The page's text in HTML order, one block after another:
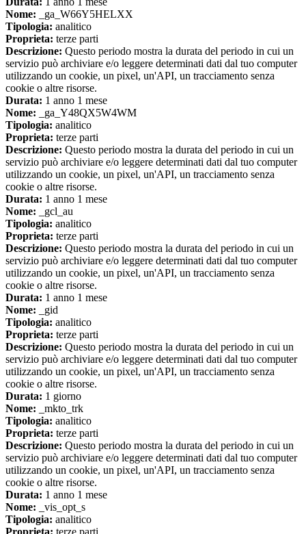
Nome: _ga_W66Y5HELXX
Tipologia: analitico
Proprieta: terze parti
Descrizione: Questo periodo mostra la durata del periodo in cui un
servizio può archiviare e/o leggere determinati dati dal tuo computer
utilizzando un cookie, un pixel, un'API, un tracciamento senza
cookie o altre risorse.
Durata: 1 anno 1 mese
Nome: _ga_Y48QX5W4WM
Tipologia: analitico
Proprieta: terze parti
Descrizione: Questo periodo mostra la durata del periodo in cui un
servizio può archiviare e/o leggere determinati dati dal tuo computer
utilizzando un cookie, un pixel, un'API, un tracciamento senza
cookie o altre risorse.
Durata: 1 anno 1 mese
Nome: _gcl_au
Tipologia: analitico
Proprieta: terze parti
Descrizione: Questo periodo mostra la durata del periodo in cui un
servizio può archiviare e/o leggere determinati dati dal tuo computer
utilizzando un cookie, un pixel, un'API, un tracciamento senza
cookie o altre risorse.
Durata: 1 anno 1 mese
Nome: _gid
Tipologia: analitico
Proprieta: terze parti
Descrizione: Questo periodo mostra la durata del periodo in cui un
servizio può archiviare e/o leggere determinati dati dal tuo computer
utilizzando un cookie, un pixel, un'API, un tracciamento senza
cookie o altre risorse.
Durata: 1 giorno
Nome: _mkto_trk
Tipologia: analitico
Proprieta: terze parti
Descrizione: Questo periodo mostra la durata del periodo in cui un
servizio può archiviare e/o leggere determinati dati dal tuo computer
utilizzando un cookie, un pixel, un'API, un tracciamento senza
cookie o altre risorse.
Durata: 1 anno 1 mese
Nome: _vis_opt_s
Tipologia: analitico